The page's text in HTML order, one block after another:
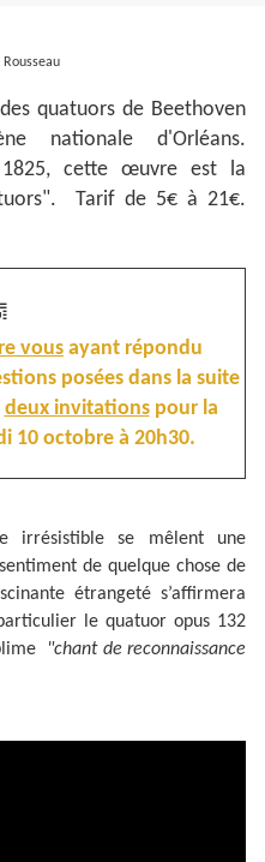
Rousseau
quatuors de Beethoven
nationale d'Orléans.
cette œuvre est la
Tarif de 5€ à 21€.
vous ayant répondu
posées dans la suite
deux invitationspour la
10 octobre à 20h30.
irrésistible se mêlent une
de quelque chose de
étrangeté s’affirmera
le quatuor opus 132
"chant de reconnaissance